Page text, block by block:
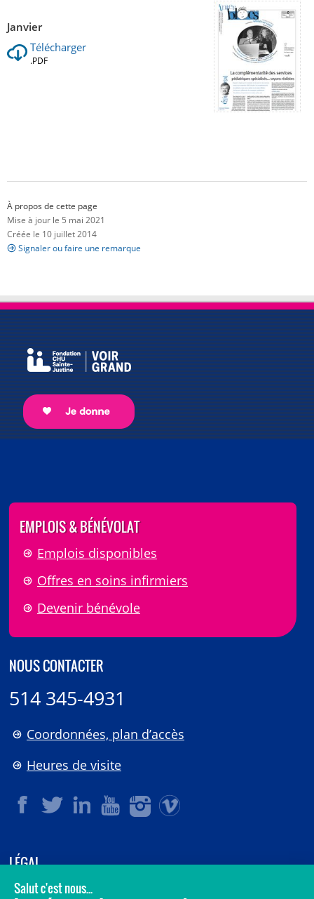
Janvier
Télécharger
.PDF
À propos de cette page
Mise à jour le 5 mai 2021
Créée le 10 juillet 2014
Signaler ou faire une remarque
EMPLOIS & BÉNÉVOLAT
Emplois disponibles
Offres en soins infirmiers
Devenir bénévole
NOUS CONTACTER
514 345-4931
Coordonnées, plan d’accès
Heures de visite
LÉGAL
© 2006-2026CHU Sainte-Justine.